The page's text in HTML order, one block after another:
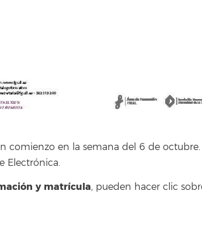
comienzo en la semana del 6 de
Electrónica.
y matrícula, pueden hacer clic